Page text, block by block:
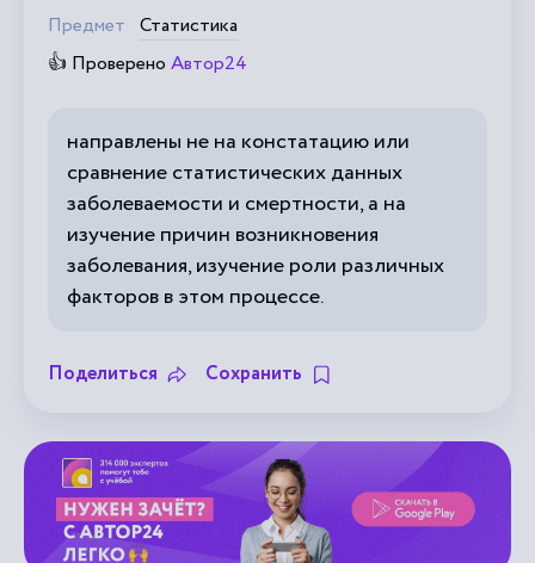
Предмет Статистика
👍 Проверено Автор24
направлены не на констатацию или
сравнение статистических данных
заболеваемости и смертности, а на
изучение причин возникновения
заболевания, изучение роли различных
факторов в этом процессе.
Поделиться Сохранить